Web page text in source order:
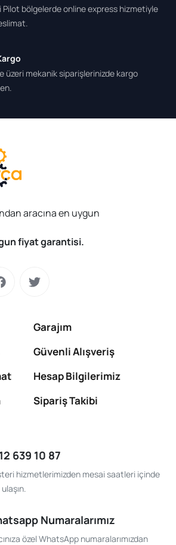
Pilot bölgelerde online express hizmetiyle
üzeri mekanik siparişlerinizde kargo
aracına en uygun
fiyat garantisi.
Garajım
Güvenli Alışveriş
Hesap Bilgilerimiz
Sipariş Takibi
639 10 87
hizmetlerimizden mesai saatleri içinde
Numaralarımız
özel WhatsApp numaralarımızdan